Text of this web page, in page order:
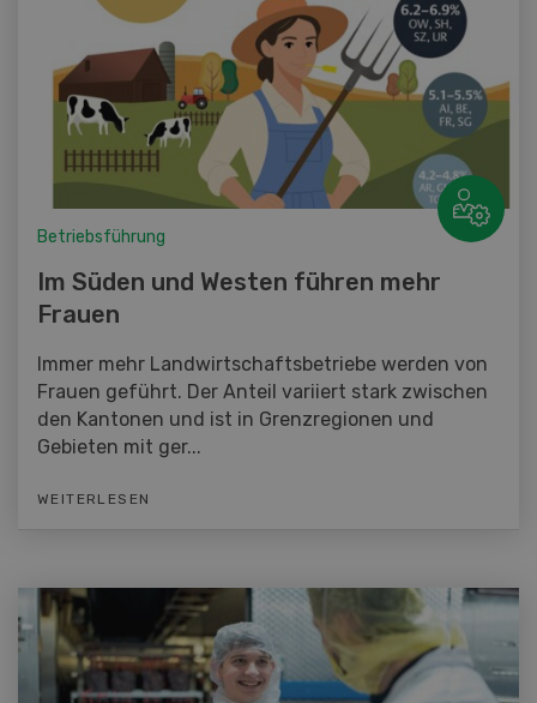
Betriebsführung
Im Süden und Westen führen mehr
Frauen
Immer mehr Landwirtschaftsbetriebe werden von
Frauen geführt. Der Anteil variiert stark zwischen
den Kantonen und ist in Grenzregionen und
Gebieten mit ger...
WEITERLESEN